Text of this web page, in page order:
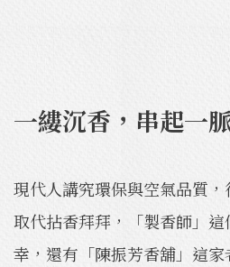
一縷沉香，串起一
現代人講究環保與空氣品質
取代拈香拜拜，「製香師」
幸，還有「陳振芳香舖」這